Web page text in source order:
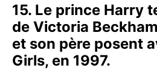
15. Le prince Harry
de Victoria
et son père posent
Girls, en 1997.